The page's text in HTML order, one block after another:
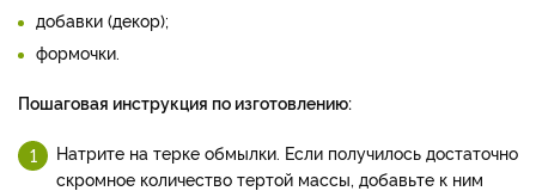
добавки (декор);
формочки.
Пошаговая инструкция по изготовлению:
Натрите на терке обмылки. Если получилось достаточно
скромное количество тертой массы, добавьте к ним